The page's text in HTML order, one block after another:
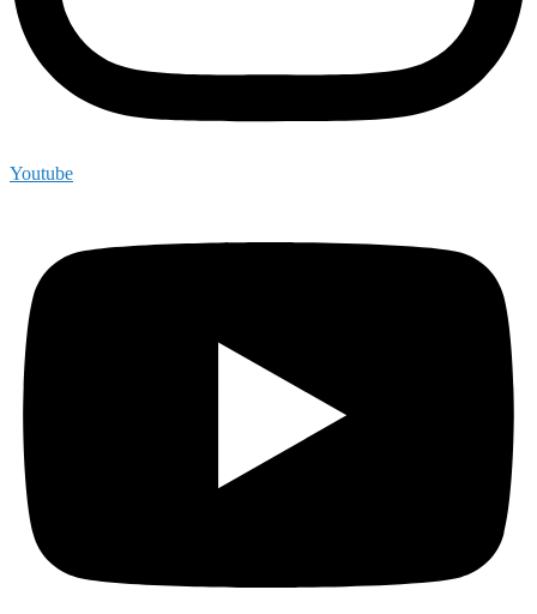
Youtube